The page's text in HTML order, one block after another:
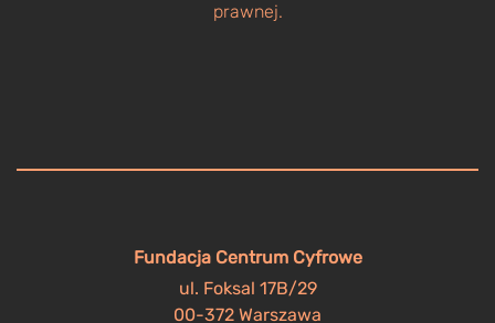
prawnej.
Fundacja Centrum Cyfrowe
ul. Foksal 17B/29
00-372 Warszawa